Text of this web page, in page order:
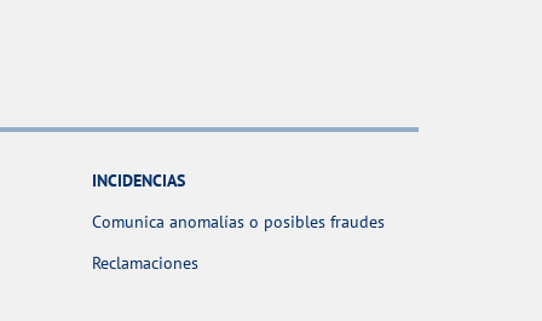
INCIDENCIAS
Comunica anomalías o posibles fraudes
Reclamaciones